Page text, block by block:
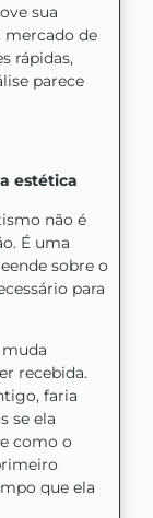
sua
mercado de
rápidas,
parece
estética
não é
É uma
sobre o
para
recebida.
faria
se ela
como o
que ela